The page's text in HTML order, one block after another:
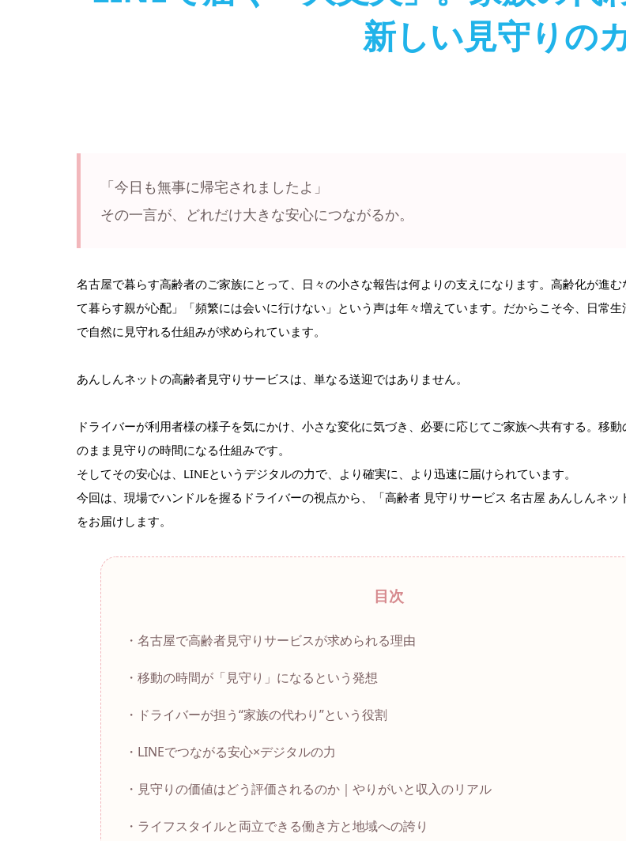
新しい見守りの
「今日も無事に帰宅されましたよ」
その一言が、どれだけ大きな安心につながるか。
名古屋で暮らす高齢者のご家族にとって、日々の小さな報告は何よりの支えになります。高齢化が進
て暮らす親が心配」「頻繁には会いに行けない」という声は年々増えています。だからこそ今、日常
で自然に見守れる仕組みが求められています。
あんしんネットの高齢者見守りサービスは、単なる送迎ではありません。
ドライバーが利用者様の様子を気にかけ、小さな変化に気づき、必要に応じてご家族へ共有する。移動
のまま見守りの時間になる仕組みです。
そしてその安心は、LINEというデジタルの力で、より確実に、より迅速に届けられています。
今回は、現場でハンドルを握るドライバーの視点から、「高齢者 見守りサービス 名古屋 あんしんネッ
をお届けします。
目次
・名古屋で高齢者見守りサービスが求められる理由
・移動の時間が「見守り」になるという発想
・ドライバーが担う“家族の代わり”という役割
・LINEでつながる安心×デジタルの力
・見守りの価値はどう評価されるのか｜やりがいと収入のリアル
・ライフスタイルと両立できる働き方と地域への誇り